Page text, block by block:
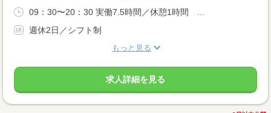
09：30〜20：30 実働7.5時間／休憩1時間 ...
週休2日／シフト制
もっと見る
求人詳細を見る